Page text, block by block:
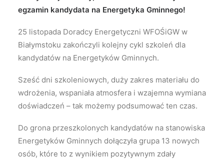
egzamin kandydata na Energetyka Gminnego!
25 listopada Doradcy Energetyczni WFOŚiGW w
Białymstoku zakończyli kolejny cykl szkoleń dla
kandydatów na Energetyków Gminnych.
Sześć dni szkoleniowych, duży zakres materiału do
wdrożenia, wspaniała atmosfera i wzajemna wymiana
doświadczeń – tak możemy podsumować ten czas.
Do grona przeszkolonych kandydatów na stanowiska
Energetyków Gminnych dołączyła grupa 13 nowych
osób, które to z wynikiem pozytywnym zdały